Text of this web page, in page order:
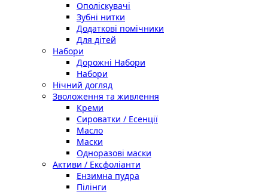
Ополіскувачі
Зубні нитки
Додаткові помічники
Для дітей
Набори
Дорожні Набори
Набори
Нічний догляд
Зволоження та живлення
Креми
Сироватки / Есенції
Масло
Маски
Одноразові маски
Активи / Ексфоліанти
Ензимна пудра
Пілінги